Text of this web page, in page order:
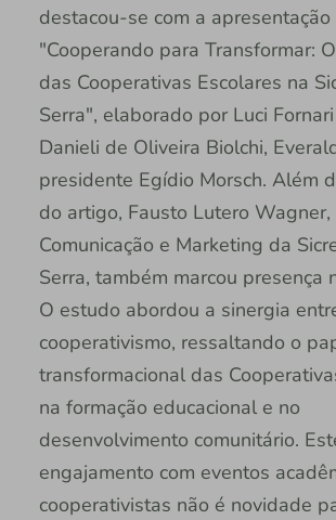
destacou-se com a
"Cooperando para Transformar:
das Cooperativas Escolares na
Serra", elaborado por Luci
Danieli de Oliveira Biolchi,
presidente Egídio Morsch. Além
do artigo, Fausto Lutero
Comunicação e Marketing da
Serra, também marcou presença
O estudo abordou a sinergia
cooperativismo, ressaltando o
transformacional das
na formação educacional e no
desenvolvimento comunitário.
engajamento com eventos
cooperativistas não é novidade